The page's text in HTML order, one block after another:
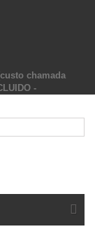
chamada
-